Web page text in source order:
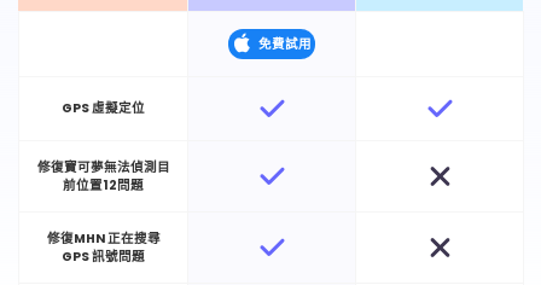
免費試用
GPS 虛擬定位
修復寶可夢無法偵測目
前位置12問題
修復MHN 正在搜尋
GPS 訊號問題